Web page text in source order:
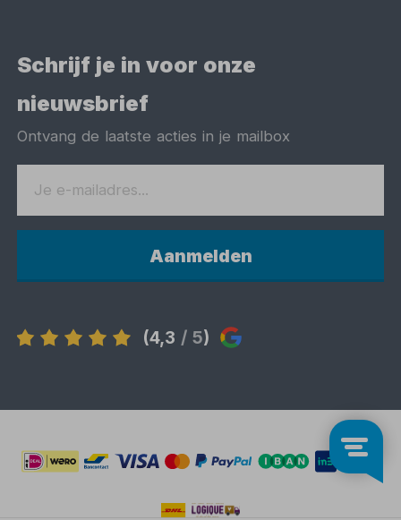
Schrijf je in voor onze
nieuwsbrief
Ontvang de laatste acties in je mailbox
Aanmelden
(4,3 / 5)